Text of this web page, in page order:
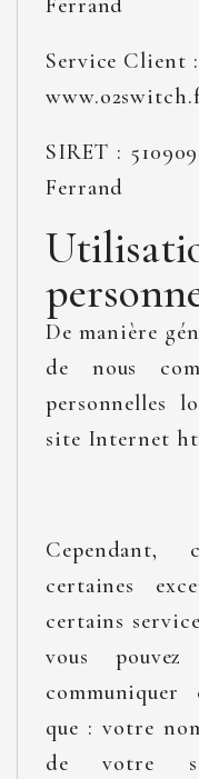
Ferrand
Service Client
SIRET :
Ferrand
De manière
de nous
personnelles
site Internet
Cependant,
certaines
certains
vous
communiquer
que : votre
de votre